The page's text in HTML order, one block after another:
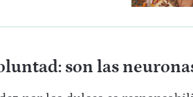
son las